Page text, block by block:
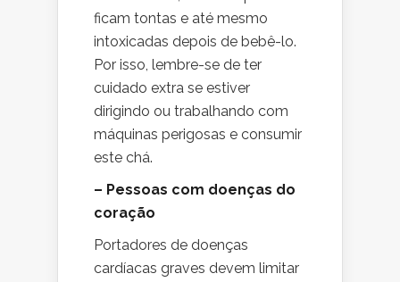
ficam tontas e até mesmo
intoxicadas depois de bebê-lo.
Por isso, lembre-se de ter
cuidado extra se estiver
dirigindo ou trabalhando com
máquinas perigosas e consumir
este chá.
– Pessoas com doenças do
coração
Portadores de doenças
cardíacas graves devem limitar